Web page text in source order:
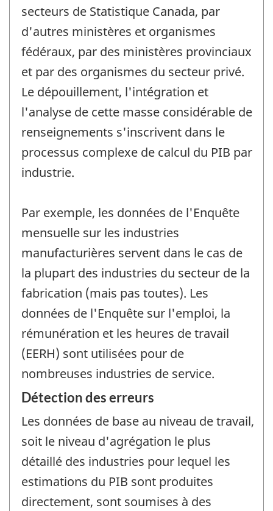
secteurs de Statistique Canada, par
d'autres ministères et organismes
fédéraux, par des ministères provinciaux
et par des organismes du secteur privé.
Le dépouillement, l'intégration et
l'analyse de cette masse considérable de
renseignements s'inscrivent dans le
processus complexe de calcul du PIB par
industrie.
Par exemple, les données de l'Enquête
mensuelle sur les industries
manufacturières servent dans le cas de
la plupart des industries du secteur de la
fabrication (mais pas toutes). Les
données de l'Enquête sur l'emploi, la
rémunération et les heures de travail
(EERH) sont utilisées pour de
nombreuses industries de service.
Détection des erreurs
Les données de base au niveau de travail,
soit le niveau d'agrégation le plus
détaillé des industries pour lequel les
estimations du PIB sont produites
directement, sont soumises à des